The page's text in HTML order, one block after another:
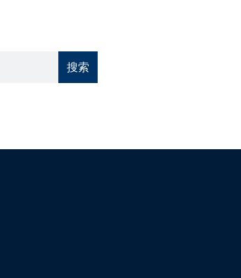
搜索